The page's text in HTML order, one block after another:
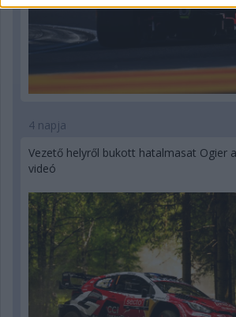
4 napja
Vezető helyről bukott hatalmasat Ogier
videó